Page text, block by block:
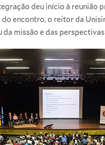
deu início à reunião
do encontro, o reitor da
da missão e das